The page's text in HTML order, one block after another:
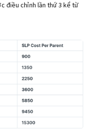
điều chỉnh lần thứ 3 kể từ